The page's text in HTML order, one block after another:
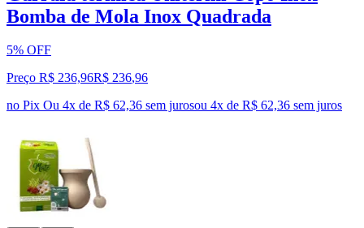
Bomba de Mola Inox Quadrada
5% OFF
Preço R$ 236,96R$ 236,96
no Pix Ou 4x de R$ 62,36 sem jurosou 4x de R$ 62,36 sem juros